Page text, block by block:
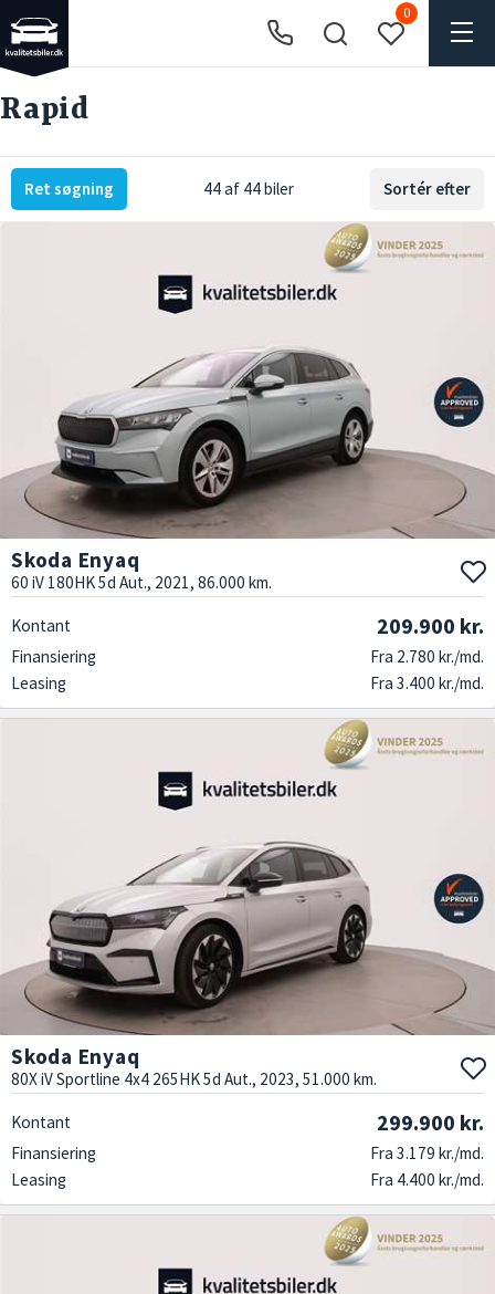
0
Rapid
Ret søgning 44 af 44 biler Sortér efter
Skoda Enyaq
60 iV 180HK 5d Aut., 2021, 86.000 km.
Kontant 209.900 kr.
Finansiering
Fra 2.780 kr./md.
Leasing
Fra 3.400 kr./md.
Skoda Enyaq
80X iV Sportline 4x4 265HK 5d Aut., 2023, 51.000 km.
Kontant 299.900 kr.
Finansiering
Fra 3.179 kr./md.
Leasing
Fra 4.400 kr./md.